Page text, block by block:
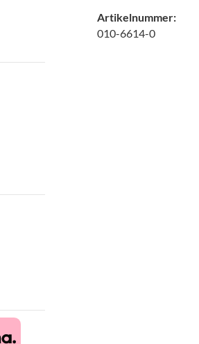
Artikelnummer:
010-6614-0